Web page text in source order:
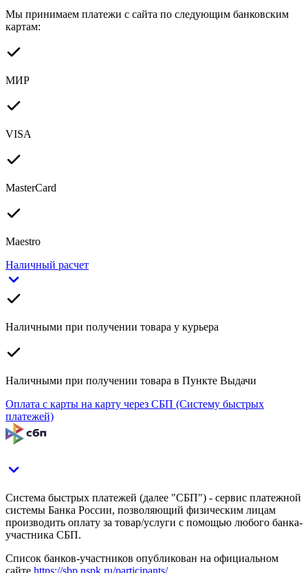
Мы принимаем платежи с сайта по следующим банковским
картам:
МИР
VISA
MasterCard
Maestro
Наличный расчет
Наличными при получении товара у курьера
Наличными при получении товара в Пункте Выдачи
Оплата с карты на карту через СБП (Систему быстрых
платежей)
Система быстрых платежей (далее "СБП") - сервис платежной
системы Банка России, позволяющий физическим лицам
производить оплату за товар/услуги с помощью любого банка-
участника СБП.
Список банков-участников опубликован на официальном
сайте https://sbp.nspk.ru/participants/